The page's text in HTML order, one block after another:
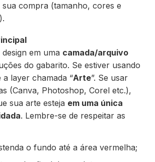
compra (tamanho, cores e
em uma camada/arquivo
do gabarito. Se estiver usando
layer chamada “Arte”. Se usar
(Canva, Photoshop, Corel etc.),
sua arte esteja em uma única
. Lembre-se de respeitar as
o fundo até a área vermelha;